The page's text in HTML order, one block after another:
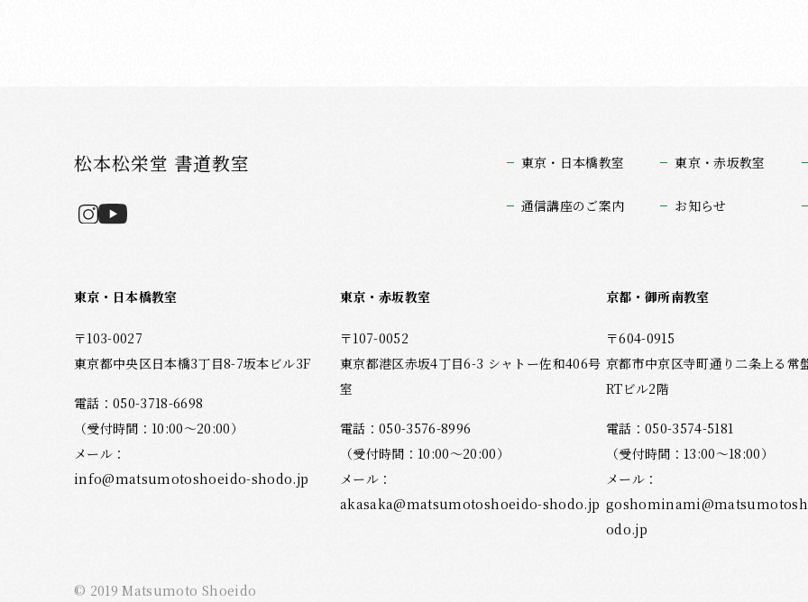
松本松栄堂 書道教室 東京・日本橋教室 東京・赤坂教室
通信講座のご案内 お知らせ
東京・日本橋教室
〒103-0027
東京都中央区日本橋3丁目8-7坂本ビル3F
電話：050-3718-6698
（受付時間：10:00～20:00）
メール：
info@matsumotoshoeido-shodo.jp
東京・赤坂教室
〒107-0052
東京都港区赤坂4丁目6-3 シャトー佐和406号
室
電話：050-3576-8996
（受付時間：10:00～20:00）
メール：
akasaka@matsumotoshoeido-shodo.jp
京都・御所南教室
〒604-0915
京都市中京区寺町通り二条上る常
RTビル2階
電話：050-3574-5181
（受付時間：13:00～18:00）
メール：
odo.jp
© 2019 Matsumoto Shoeido